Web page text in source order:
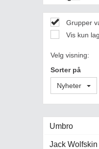
Grupper
Vis kun
Velg visning:
Sorter på
Nyheter
Umbro
Jack Wolfskin